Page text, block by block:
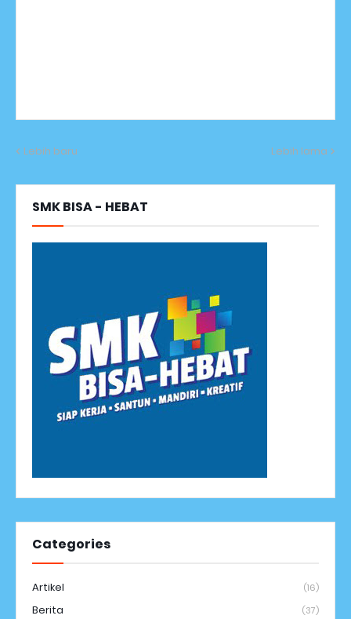
Lebih baru Lebih lama
SMK BISA - HEBAT
Categories
Artikel (16)
Berita (37)